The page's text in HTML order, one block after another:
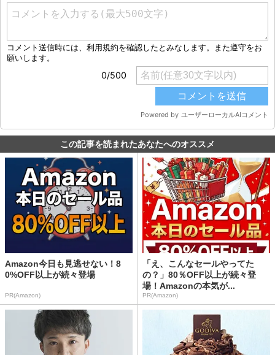
この記事を読まれたあなたへのオススメ
Amazon今日も見逃せない！8
0%OFF以上が続々登場
PR(Amazon)
「え、こんなセールやってた
の？」80％OFF以上が続々登
場！Amazonの本気が...
PR(Amazon)